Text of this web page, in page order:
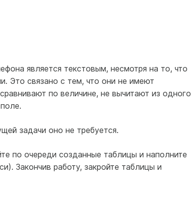
является текстовым, несмотря на то, что
Это связано с тем, что они не имеют
по величине, не вычитают из одного
задачи оно не требуется.
по очереди созданные таблицы и наполните
Закончив работу, закройте таблицы и